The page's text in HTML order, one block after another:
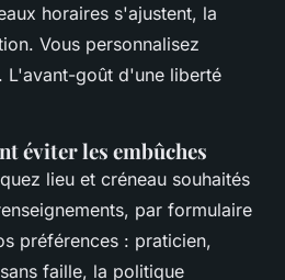
horaires s'ajustent, la
Vous personnalisez
L'avant-goût d'une liberté
éviter les embûches
lieu et créneau souhaités
par formulaire
préférences : praticien,
faille, la politique